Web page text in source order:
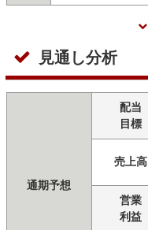
見通し分析
通期予想
配当
目標
売上高
営業
利益